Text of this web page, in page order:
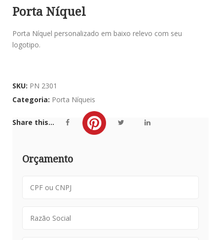
Porta Níquel
Porta Níquel personalizado em baixo relevo com seu
logotipo.
SKU: PN 2301
Categoria: Porta Níqueis
Share this...
Orçamento